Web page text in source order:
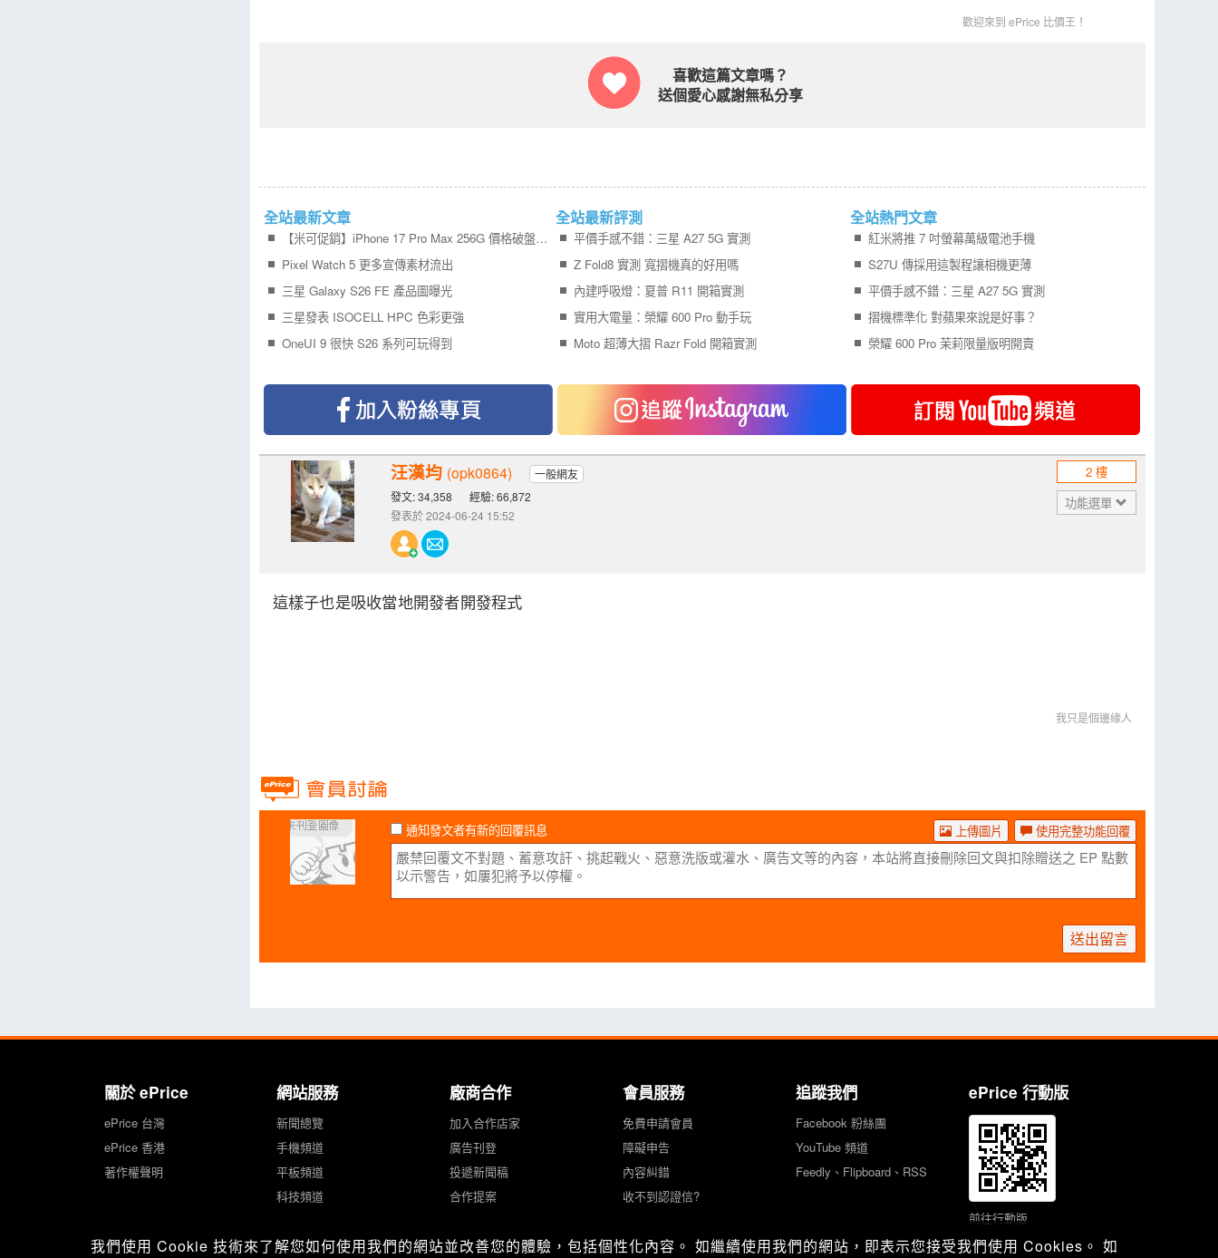
歡迎來到 ePrice 比價王！
喜歡這篇文章嗎？
送個愛心感謝無私分享
全站最新文章
【米可促銷】iPhone 17 Pro Max 256G 價格破盤！米可手機館限時 $40,880 (8/7~8/9)
Pixel Watch 5 更多宣傳素材流出
三星 Galaxy S26 FE 產品圖曝光
三星發表 ISOCELL HPC 色彩更強
OneUI 9 很快 S26 系列可玩得到
全站最新評測
平價手感不錯：三星 A27 5G 實測
Z Fold8 實測 寬摺機真的好用嗎
內建呼吸燈：夏普 R11 開箱實測
實用大電量：榮耀 600 Pro 動手玩
Moto 超薄大摺 Razr Fold 開箱實測
全站熱門文章
紅米將推 7 吋螢幕萬級電池手機
S27U 傳採用這製程讓相機更薄
平價手感不錯：三星 A27 5G 實測
摺機標準化 對蘋果來說是好事？
榮耀 600 Pro 茉莉限量版明開賣
汪漢均 (opk0864)
一般網友
發文: 34,358
經驗: 66,872
發表於 2024-06-24 15:52
2 樓
功能選單
這樣子也是吸收當地開發者開發程式
我只是個邊緣人
通知發文者有新的回覆訊息 使用完整功能回覆
上傳圖片
送出留言
關於 ePrice
ePrice 台灣
ePrice 香港
著作權聲明
網站服務
新聞總覽
手機頻道
平板頻道
科技頻道
廠商合作
加入合作店家
廣告刊登
投遞新聞稿
合作提案
會員服務
免費申請會員
障礙申告
內容糾錯
收不到認證信?
追蹤我們
Facebook 粉絲團
YouTube 頻道
Feedly、Flipboard、RSS
ePrice 行動版
前往行動版
我們使用 Cookie 技術來了解您如何使用我們的網站並改善您的體驗，包括個性化內容。 如繼續使用我們的網站，即表示您接受我們使用 Cookies。 如